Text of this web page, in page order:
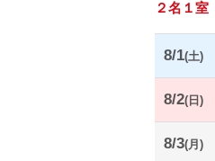
２名１室
8/1(土)
8/2(日)
8/3(月)